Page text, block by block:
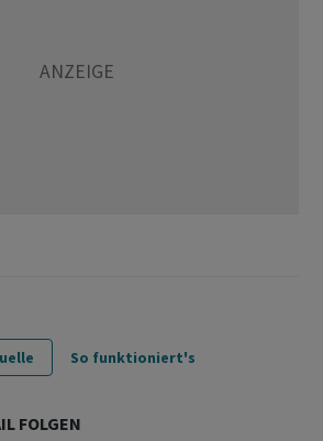
So funktioniert's
FOLGEN